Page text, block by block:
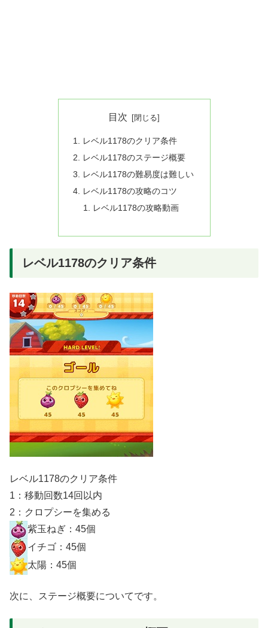
目次
レベル1178のクリア条件
レベル1178のステージ概要
レベル1178の難易度は難しい
レベル1178の攻略のコツ
レベル1178の攻略動画
レベル1178のクリア条件
レベル1178のクリア条件
1：移動回数14回以内
2：クロプシーを集める
紫玉ねぎ：45個
イチゴ：45個
太陽：45個
次に、ステージ概要についてです。